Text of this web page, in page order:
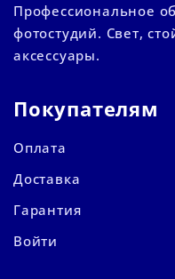
Профессиональное
фотостудий. Свет,
аксессуары.
Покупателям
Оплата
Доставка
Гарантия
Войти